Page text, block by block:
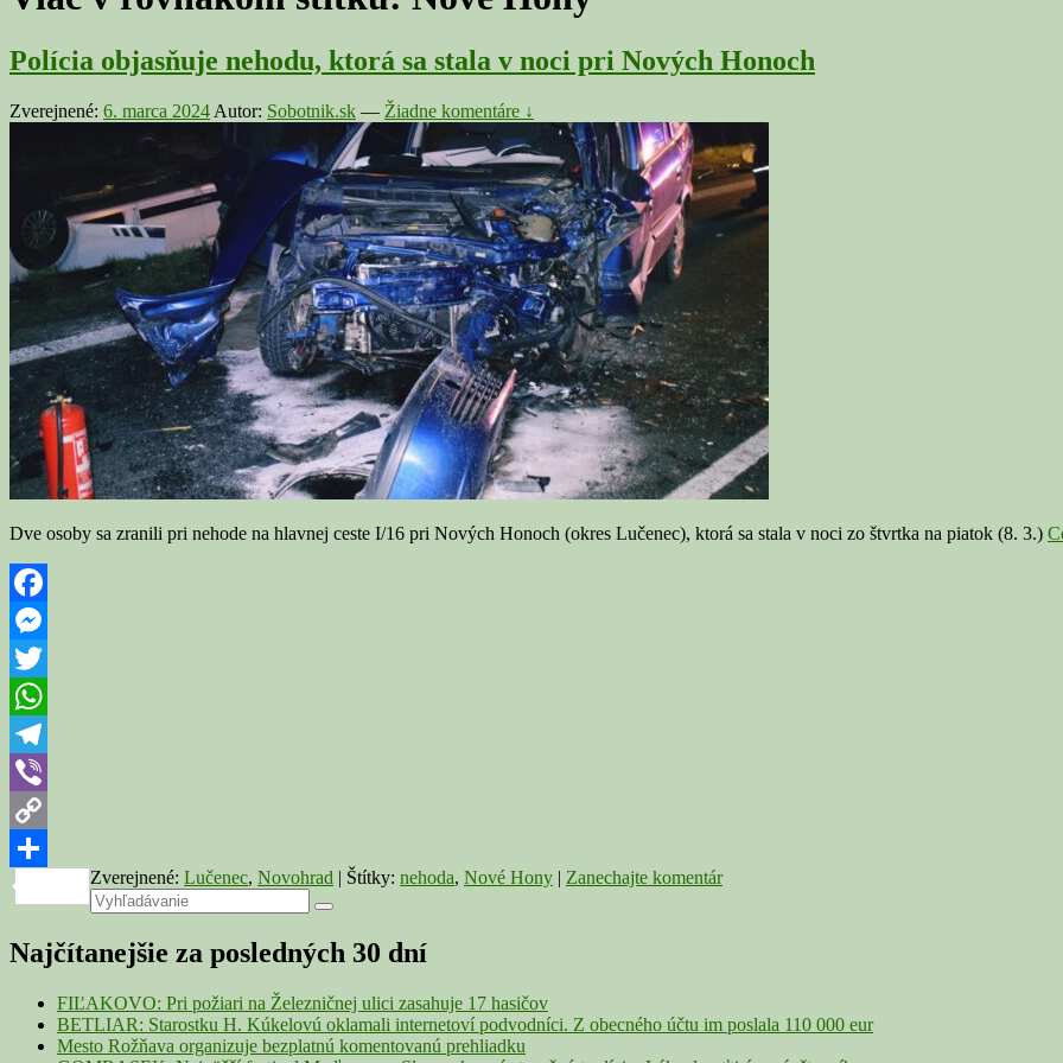
Polícia objasňuje nehodu, ktorá sa stala v noci pri Nových Honoch
Zverejnené: 6. marca 2024 Autor: Sobotnik.sk — Žiadne komentáre ↓
Dve osoby sa zranili pri nehode na hlavnej ceste I/16 pri Nových Honoch (okres Lučenec), ktorá sa stala v noci zo štvrtka na piatok (8. 3.)
Facebook
Messenger
Twitter
WhatsApp
Telegram
Viber
Copy
Link
Share
Zverejnené: Lučenec, Novohrad | Štítky: nehoda, Nové Hony | Zanechajte komentár
Primary
Sidebar
Widget
Area
Search
for:
Search
Najčítanejšie za posledných 30 dní
FIĽAKOVO: Pri požiari na Železničnej ulici zasahuje 17 hasičov
BETLIAR: Starostku H. Kúkelovú oklamali internetoví podvodníci. Z obecného účtu im poslala 110 000 eur
Mesto Rožňava organizuje bezplatnú komentovanú prehliadku